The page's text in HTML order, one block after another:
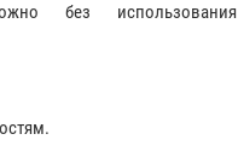
без использования